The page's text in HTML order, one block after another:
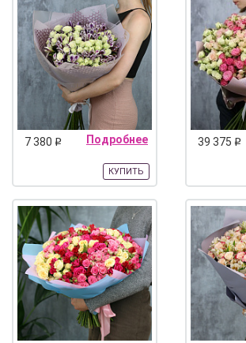
7 380 q Подробнее
КУПИТЬ
39 375 q